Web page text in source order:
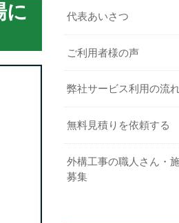
に
代表あいさつ
ご利用者様の声
弊社サービス利用の流
無料見積りを依頼する
外構工事の職人さん・
募集